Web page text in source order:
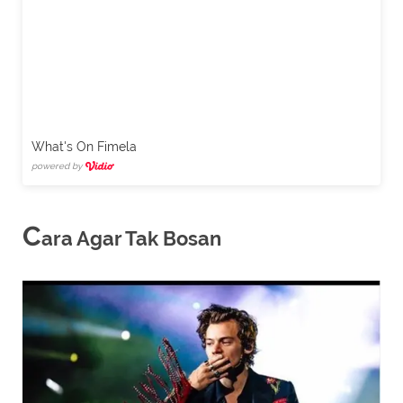
What's On Fimela
powered by
Cara Agar Tak Bosan